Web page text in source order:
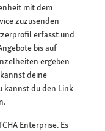
mit dem
zuzusenden
erfasst und
bis auf
ergeben
deine
kannst du den Link
Enterprise. Es